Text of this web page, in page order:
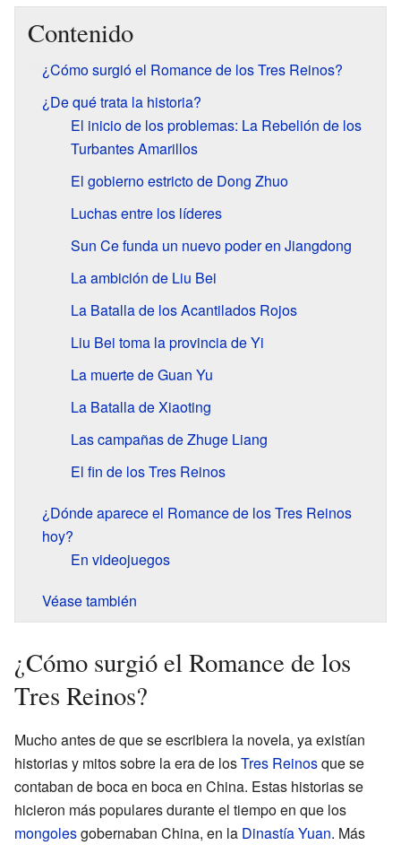
Contenido
¿Cómo surgió el Romance de los Tres Reinos?
¿De qué trata la historia?
El inicio de los problemas: La Rebelión de los
Turbantes Amarillos
El gobierno estricto de Dong Zhuo
Luchas entre los líderes
Sun Ce funda un nuevo poder en Jiangdong
La ambición de Liu Bei
La Batalla de los Acantilados Rojos
Liu Bei toma la provincia de Yi
La muerte de Guan Yu
La Batalla de Xiaoting
Las campañas de Zhuge Liang
El fin de los Tres Reinos
¿Dónde aparece el Romance de los Tres Reinos
hoy?
En videojuegos
Véase también
¿Cómo surgió el Romance de los
Tres Reinos?
Mucho antes de que se escribiera la novela, ya existían
historias y mitos sobre la era de losTres Reinosque se
contaban de boca en boca en China. Estas historias se
hicieron más populares durante el tiempo en que los
mongolesgobernaban China, en la Dinastía Yuan. Más